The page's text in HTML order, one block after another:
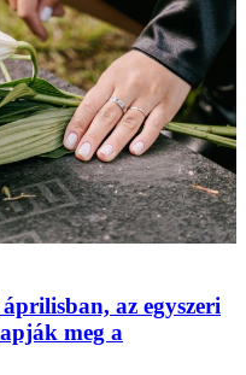
az egyszeri
meg a